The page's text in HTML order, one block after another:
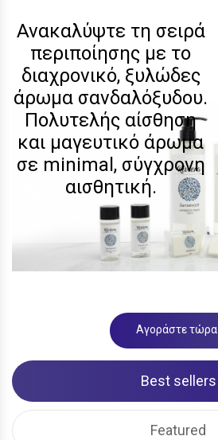
Αγοράστε τώρα
Ανακαλύψτε τη σειρά
περιποίησης με το
διαχρονικό, ξυλώδες
άρωμα σανδαλόξυδου.
Πολυτελής αίσθηση
και μαγευτικό άρωμα
σε minimal, σύγχρονη
αισθητική.
Best sellers
Featured